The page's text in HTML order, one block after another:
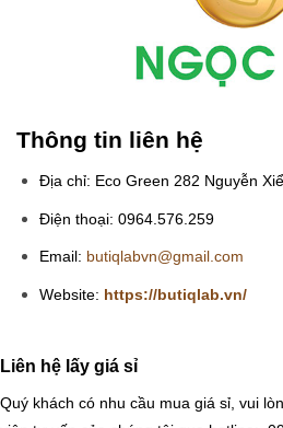
Thông tin liên hệ
Địa chỉ: Eco Green 282 Nguyễn
Điện thoại: 0964.576.259
Email: butiqlabvn@gmail.com
Website: https://butiqlab.vn/
Liên hệ lấy giá sỉ
Quý khách có nhu cầu mua giá sỉ, vui